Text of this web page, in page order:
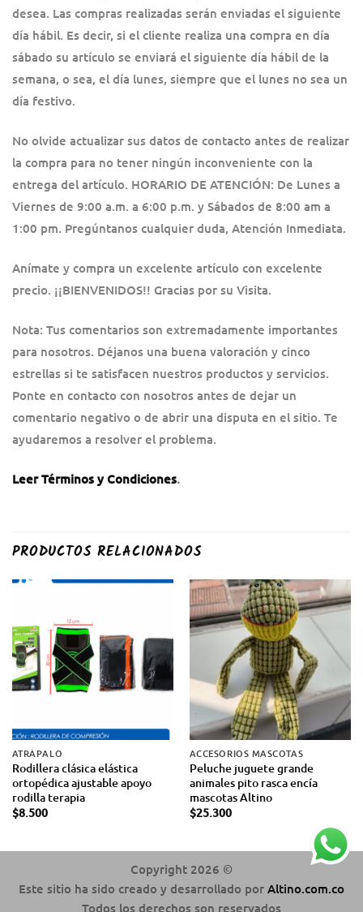
desea. Las compras realizadas serán enviadas el siguiente
día hábil. Es decir, si el cliente realiza una compra en día
sábado su artículo se enviará el siguiente día hábil de la
semana, o sea, el día lunes, siempre que el lunes no sea un
día festivo.
No olvide actualizar sus datos de contacto antes de realizar
la compra para no tener ningún inconveniente con la
entrega del artículo. HORARIO DE ATENCIÓN: De Lunes a
Viernes de 9:00 a.m. a 6:00 p.m. y Sábados de 8:00 am a
1:00 pm. Pregúntanos cualquier duda, Atención Inmediata.
Anímate y compra un excelente artículo con excelente
precio. ¡¡BIENVENIDOS!! Gracias por su Visita.
Nota: Tus comentarios son extremadamente importantes
para nosotros. Déjanos una buena valoración y cinco
estrellas si te satisfacen nuestros productos y servicios.
Ponte en contacto con nosotros antes de dejar un
comentario negativo o de abrir una disputa en el sitio. Te
ayudaremos a resolver el problema.
Leer Términos y Condiciones.
PRODUCTOS RELACIONADOS
ATRÁPALO
Rodillera clásica elástica
ortopédica ajustable apoyo
rodilla terapia
$8.500
ACCESORIOS MASCOTAS
Peluche juguete grande
animales pito rasca encía
mascotas Altino
$25.300
Copyright 2026 ©
Este sitio ha sido creado y desarrollado por Altino.com.co
Todos los derechos son reservados